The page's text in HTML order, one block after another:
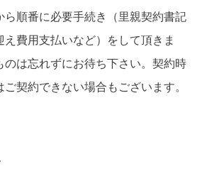
ら順番に必要手続き（里親契約書記
え費用支払いなど）をして頂きま
のは忘れずにお待ち下さい。契約時
契約できない場合もございます。